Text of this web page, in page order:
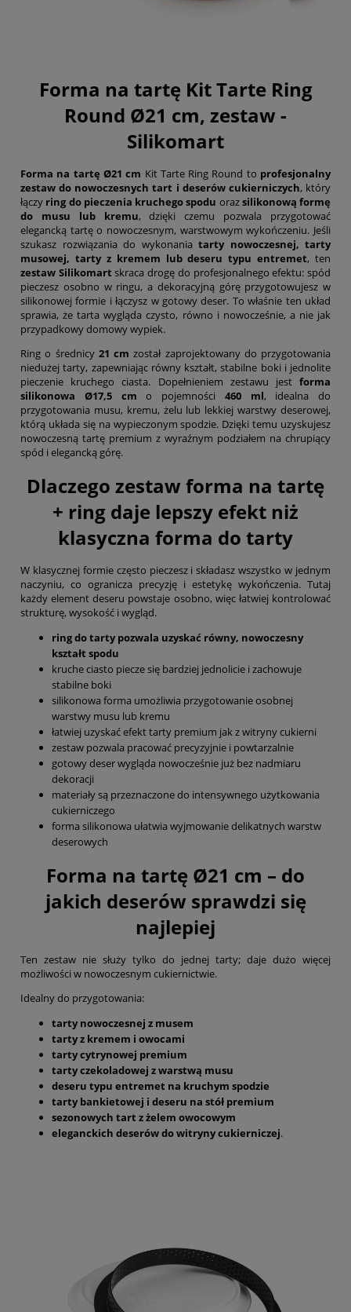
Forma na tartę Kit Tarte Ring
Round Ø21 cm, zestaw -
Silikomart
Forma na tartę Ø21 cm Kit Tarte Ring Round to profesjonalny
zestaw do nowoczesnych tart i deserów cukierniczych, który
łączy ring do pieczenia kruchego spodu orazsilikonową formę
do musu lub kremu, dzięki czemu pozwala przygotować
elegancką tartę o nowoczesnym, warstwowym wykończeniu. Jeśli
szukasz rozwiązania do wykonania tarty nowoczesnej, tarty
musowej, tarty z kremem lub deseru typu entremet, ten
zestaw Silikomart skraca drogę do profesjonalnego efektu: spód
pieczesz osobno w ringu, a dekoracyjną górę przygotowujesz w
silikonowej formie i łączysz w gotowy deser. To właśnie ten układ
sprawia, że tarta wygląda czysto, równo i nowocześnie, a nie jak
przypadkowy domowy wypiek.
Ring o średnicy 21 cm został zaprojektowany do przygotowania
niedużej tarty, zapewniając równy kształt, stabilne boki i jednolite
pieczenie kruchego ciasta. Dopełnieniem zestawu jest forma
silikonowa Ø17,5 cm o pojemności 460 ml, idealna do
przygotowania musu, kremu, żelu lub lekkiej warstwy deserowej,
którą układa się na wypieczonym spodzie. Dzięki temu uzyskujesz
nowoczesną tartę premium z wyraźnym podziałem na chrupiący
spód i elegancką górę.
Dlaczego zestaw forma na tartę
+ ring daje lepszy efekt niż
klasyczna forma do tarty
W klasycznej formie często pieczesz i składasz wszystko w jednym
naczyniu, co ogranicza precyzję i estetykę wykończenia. Tutaj
każdy element deseru powstaje osobno, więc łatwiej kontrolować
strukturę, wysokość i wygląd.
ring do tarty pozwala uzyskać równy, nowoczesny
kształt spodu
kruche ciasto piecze się bardziej jednolicie i zachowuje
stabilne boki
silikonowa forma umożliwia przygotowanie osobnej
warstwy musu lub kremu
łatwiej uzyskać efekt tarty premium jak z witryny cukierni
zestaw pozwala pracować precyzyjnie i powtarzalnie
gotowy deser wygląda nowocześnie już bez nadmiaru
dekoracji
materiały są przeznaczone do intensywnego użytkowania
cukierniczego
forma silikonowa ułatwia wyjmowanie delikatnych warstw
deserowych
Forma na tartę Ø21 cm – do
jakich deserów sprawdzi się
najlepiej
Ten zestaw nie służy tylko do jednej tarty; daje dużo więcej
możliwości w nowoczesnym cukiernictwie.
Idealny do przygotowania:
tarty nowoczesnej z musem
tarty z kremem i owocami
tarty cytrynowej premium
tarty czekoladowej z warstwą musu
deseru typu entremet na kruchym spodzie
tarty bankietowej i deseru na stół premium
sezonowych tart z żelem owocowym
eleganckich deserów do witryny cukierniczej.